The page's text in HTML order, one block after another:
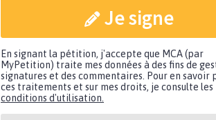
Je signe
En signant la pétition, j'accepte que MCA (par
MyPetition) traite mes données à des fins de
signatures et des commentaires. Pour en savoir
ces traitements et sur mes droits, je consulte les
conditions d'utilisation.